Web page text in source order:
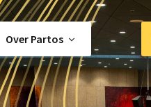
Over Partos